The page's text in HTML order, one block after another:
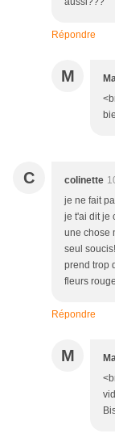
Répondre
M
C colinette
je ne fait
je t'ai dit je
une chose
seul
prend trop
fleurs
Répondre
M